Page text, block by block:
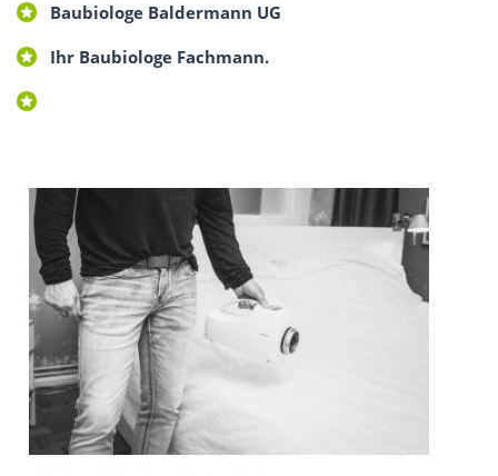
Baubiologe Baldermann UG
Ihr Baubiologe Fachmann.